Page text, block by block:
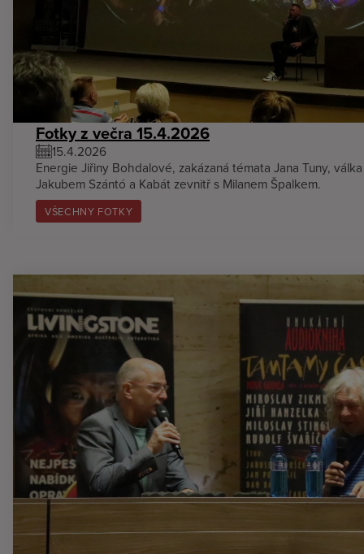
Fotky z večra 15.4.2026
15.4.2026
Energie Jiřiny Bohdalové, zakázaná témata Jana Tuny,
Jakubem Szántó a Kabát zevnitř s Milanem Špalkem.
VŠECHNY FOTKY